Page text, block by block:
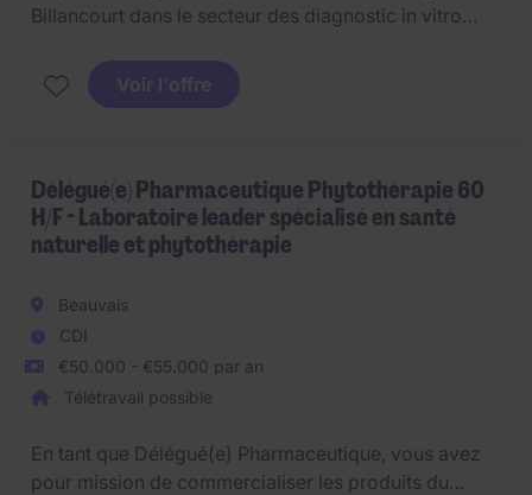
Billancourt dans le secteur des diagnostic in vitro
techniques au service du support client. Vous serez
responsable de fournir des solutions techniques
Voir l'offre
Délégué(e) Pharmaceutique Phytothérapie 60
H/F - Laboratoire leader spécialisé en santé
naturelle et phytothérapie
Beauvais
CDI
€50.000 - €55.000 par an
Télétravail possible
En tant que Délégué(e) Pharmaceutique, vous avez
pour mission de commercialiser les produits du